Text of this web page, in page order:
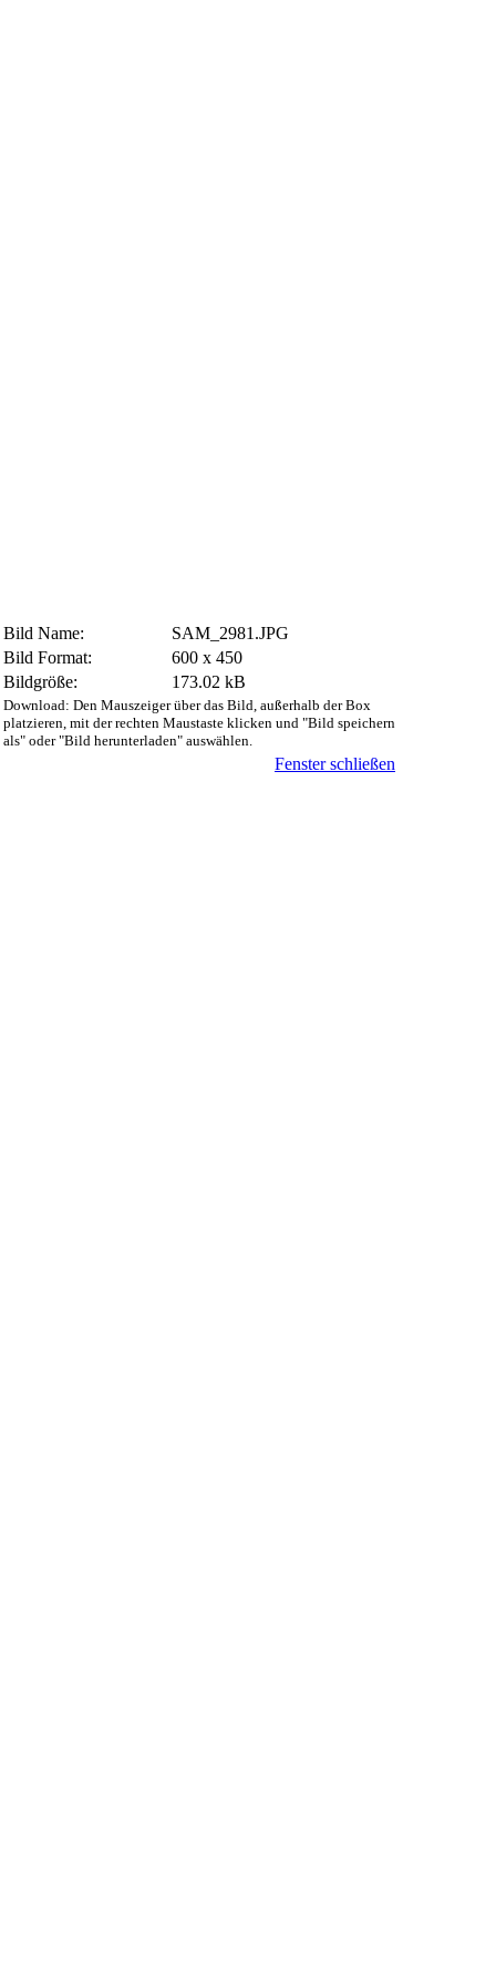
Bild Name:
SAM_2981.JPG
Bild Format:
600 x 450
Bildgröße:
173.02 kB
Download: Den Mauszeiger über das Bild, außerhalb der Box
platzieren, mit der rechten Maustaste klicken und "Bild speichern
als" oder "Bild herunterladen" auswählen.
Fenster schließen